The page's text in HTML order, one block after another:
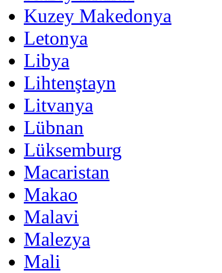
Kuzey Makedonya
Letonya
Libya
Lihtenştayn
Litvanya
Lübnan
Lüksemburg
Macaristan
Makao
Malavi
Malezya
Mali